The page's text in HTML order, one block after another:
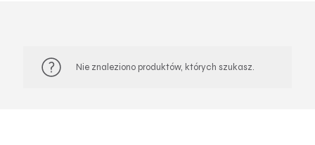
Nie znaleziono produktów, których szukasz.